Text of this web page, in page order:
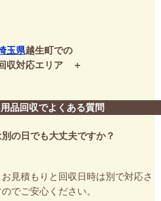
玉県越生町での
収対応エリア
品回収でよくある質問
の日でも大丈夫ですか？
お見積もりと回収日時は別で対応さ
でご安心ください。